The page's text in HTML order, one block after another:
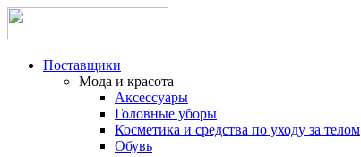
Поставщики
Мода и красота
Аксессуары
Головные уборы
Косметика и средства по уходу за телом
Обувь